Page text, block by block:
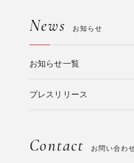
News お知らせ
お知らせ一覧
プレスリリース
Contact お問い合わ